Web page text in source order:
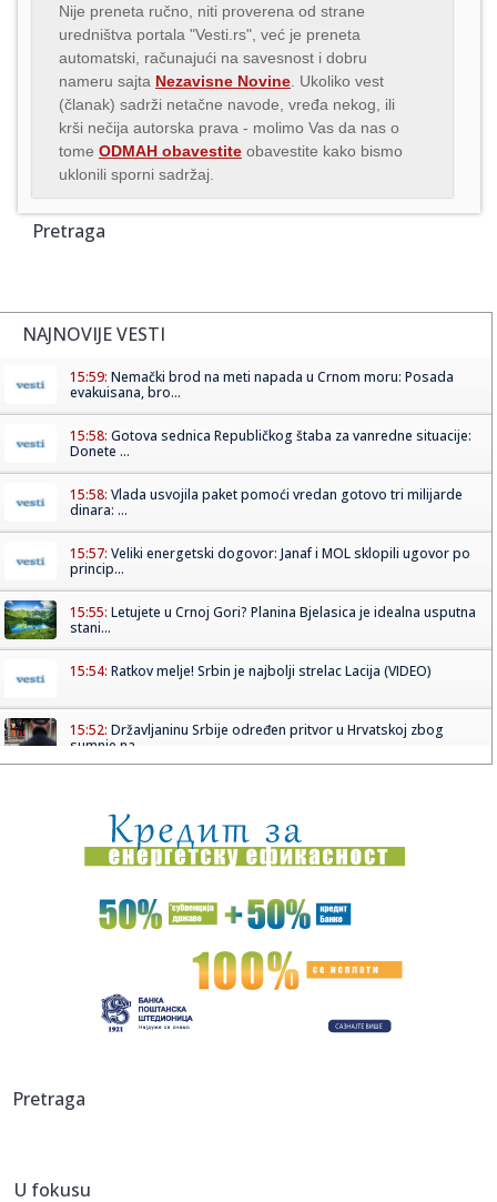
Nije preneta ručno, niti proverena od strane
uredništva portala "Vesti.rs", već je preneta
automatski, računajući na savesnost i dobru
nameru sajta Nezavisne Novine . Ukoliko vest
(članak) sadrži netačne navode, vređa nekog, ili
krši nečija autorska prava - molimo Vas da nas o
tome ODMAH obavestite obavestite kako bismo
uklonili sporni sadržaj.
Pretraga
NAJNOVIJE VESTI
15:59: Nemački brod na meti napada u Crnom moru: Posada
evakuisana, bro...
15:58: Gotova sednica Republičkog štaba za vanredne situacije:
Donete ...
15:58: Vlada usvojila paket pomoći vredan gotovo tri milijarde
dinara: ...
15:57: Veliki energetski dogovor: Janaf i MOL sklopili ugovor po
princip...
15:55: Letujete u Crnoj Gori? Planina Bjelasica je idealna usputna
stani...
15:54: Ratkov melje! Srbin je najbolji strelac Lacija (VIDEO)
15:52: Državljaninu Srbije određen pritvor u Hrvatskoj zbog
sumnje na ...
15:52:NIKOLIĆ GA ŽELI: AEK krenuo po njega, bivši vezista
Partizana ...
15:47:Tužilaštvo traži od Advokatske komore da reaguje zbog
tvrdnji ...
ANS o tvrdnjama protiv policije posle Valjeva: "Istina ne
15:45:Eurojust podržao državu Srbiju i rad naše policije
Pretraga
U fokusu